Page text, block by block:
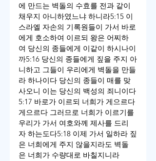
에 만드는 벽돌의 수효를 전과 같이
채우지 아니하였느냐 하니라5:15 이
스라엘 자손의 기록원들이 가서 바로
에게 호소하여 이르되 왕은 어찌하
여 당신의 종들에게 이같이 하시나이
까5:16 당신의 종들에게 짚을 주지 아
니하고 그들이 우리에게 벽돌을 만들
라 하나이다 당신의 종들이 매를 맞
사오니 이는 당신의 백성의 죄니이다
5:17 바로가 이르되 너희가 게으르다
게으르다 그러므로 너희가 이르기를
우리가 가서 여호와께 제사를 드리
자 하는도다5:18 이제 가서 일하라 짚
은 너희에게 주지 않을지라도 벽돌
은 너희가 수량대로 바칠지니라